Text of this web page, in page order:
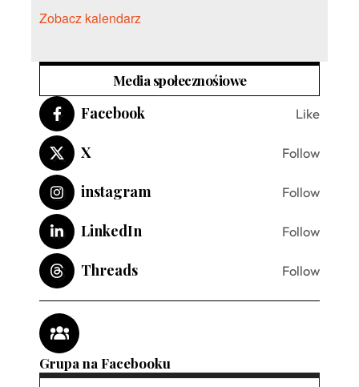
Zobacz kalendarz
Media społecznośiowe
Facebook Like
X Follow
instagram Follow
LinkedIn Follow
Threads Follow
Grupa na Facebooku